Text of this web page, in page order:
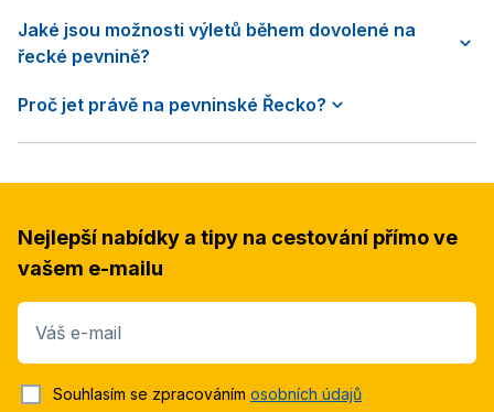
Jaké jsou možnosti výletů během dovolené na
řecké pevnině?
Proč jet právě na pevninské Řecko?
Nejlepší nabídky a tipy na cestování přímo ve
vašem e-mailu
Váš e-mail
Souhlasím se zpracováním osobních údajů